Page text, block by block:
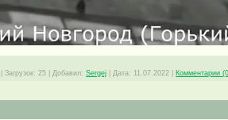
|Загрузок: 25 Добавил: Sergej Дата: 11.07.2022 Комментарии